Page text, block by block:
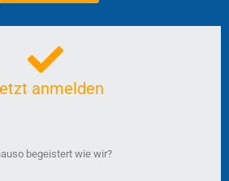
anmelden
begeistert wie wir?